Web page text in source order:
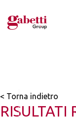
< Torna indietro
RISULTATI